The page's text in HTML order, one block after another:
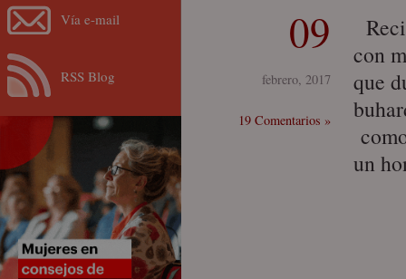
09
febrero, 2017
19 Comentarios »
con
que
un
Vía e-mail
RSS Blog